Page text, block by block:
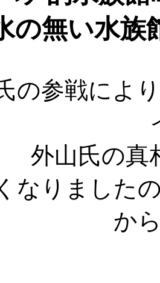
の無い水族
の参戦によ
外山氏の真
なりました
か